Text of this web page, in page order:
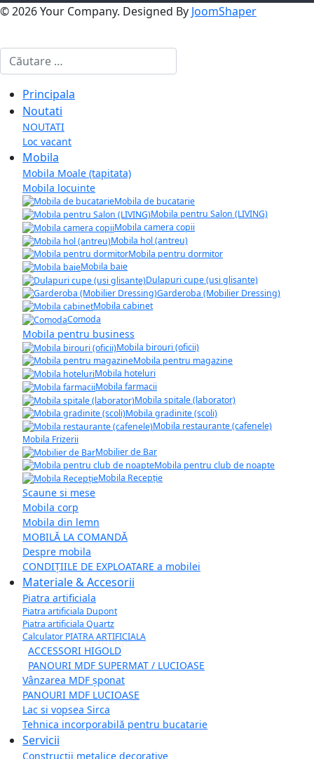
© 2026 Your Company. Designed By JoomShaper
Cautare
Principala
Noutati
NOUTATI
Loc vacant
Mobila
Mobila Moale (tapitata)
Mobila locuinte
Mobila de bucatarie
Mobila pentru Salon (LIVING)
Mobila camera copii
Mobila hol (antreu)
Mobila pentru dormitor
Mobila baie
Dulapuri cupe (usi glisante)
Garderoba (Mobilier Dressing)
Mobila cabinet
Comoda
Mobila pentru business
Mobila birouri (oficii)
Mobila pentru magazine
Mobila hoteluri
Mobila farmacii
Mobila spitale (laborator)
Mobila gradinite (scoli)
Mobila restaurante (cafenele)
Mobila Frizerii
Mobilier de Bar
Mobila pentru club de noapte
Mobila Recepție
Scaune si mese
Mobila corp
Mobila din lemn
MOBILĂ LA COMANDĂ
Despre mobila
CONDIȚIILE DE EXPLOATARE a mobilei
Materiale & Accesorii
Piatra artificiala
Piatra artificiala Dupont
Piatra artificiala Quartz
Calculator PIATRA ARTIFICIALA
ACCESSORI HIGOLD
PANOURI MDF SUPERMAT / LUCIOASE
Vânzarea MDF șponat
PANOURI MDF LUCIOASE
Lac si vopsea Sirca
Tehnica incorporabilă pentru bucatarie
Servicii
Construcții metalice decorative